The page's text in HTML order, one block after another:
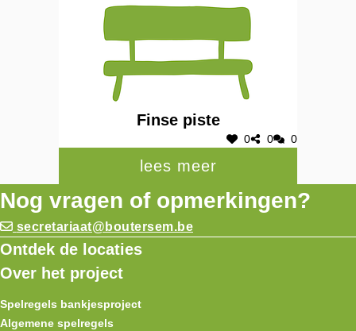
Finse piste
0 0 0
lees meer
Nog vragen of opmerkingen?
secretariaat@boutersem.be
Ontdek de locaties
Over het project
Spelregels bankjesproject
Algemene spelregels